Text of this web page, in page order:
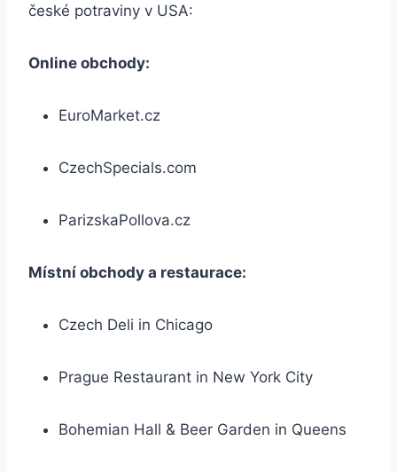
české potraviny v USA:
Online obchody:
EuroMarket.cz
CzechSpecials.com
ParizskaPollova.cz
Místní obchody a restaurace:
Czech Deli in Chicago
Prague Restaurant in New York City
Bohemian Hall & Beer Garden in Queens